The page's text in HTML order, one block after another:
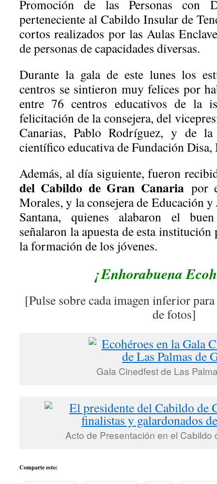
Promoción de las Personas con
perteneciente al Cabildo Insular de
cortos realizados por las Aulas
de personas de capacidades diversas.
Durante la gala de este lunes los
centros se sintieron muy felices por
entre 76 centros educativos de la
felicitación de la consejera, del
Canarias, Pablo Rodríguez, y de la
científico educativa de Fundación
Además, al día siguiente, fueron
del Cabildo de Gran Canariapor
Morales, y la consejera de Educación
Santana, quienes alabaron el
señalaron la apuesta de esta
la formación de los jóvenes.
¡ Enhorabuena
[Pulse sobre cada imagen inferior
de fotos]
Gala Cinedfest de Las
Acto de Presentación en el Cabildo
Comparte esto: